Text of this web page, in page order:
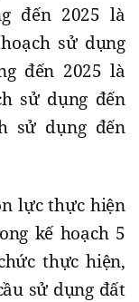
đến 2025 là
sử dụng
đến 2025 là
sử dụng đến
sử dụng đến
lực thực hiện
kế hoạch 5
thực hiện,
sử dụng đất